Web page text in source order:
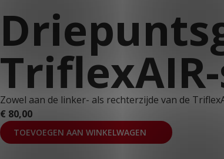
€ 80,00
Zowel aan de linker- als rechterzijde van de
TOEVOEGEN AAN WINKELWAGEN